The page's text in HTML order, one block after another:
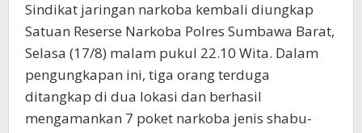
Sindikat jaringan narkoba kembali diungkap
Satuan Reserse Narkoba Polres Sumbawa Barat,
Selasa (17/8) malam pukul 22.10 Wita. Dalam
pengungkapan ini, tiga orang terduga
ditangkap di dua lokasi dan berhasil
mengamankan 7 poket narkoba jenis shabu-